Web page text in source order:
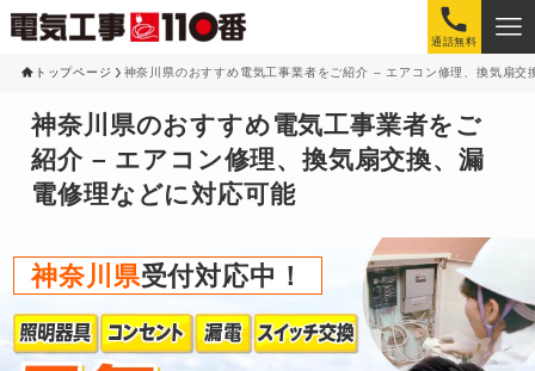
通話無料
トップページ 神奈川県のおすすめ電気工事業者をご紹介 – エアコン修理、換気扇交
神奈川県のおすすめ電気工事業者をご
紹介 – エアコン修理、換気扇交換、漏
電修理などに対応可能
神奈川県受付対応中！